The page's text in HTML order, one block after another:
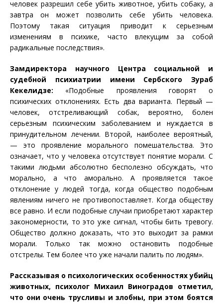
человек разрешил себе убить животное, убить собаку, а
завтра он может позволить себе убить человека.
Поэтому такая ситуация приводит к серьезным
изменениям в психике, часто влекущим за собой
радикальные последствия».
Замдиректора научного Центра социальной и
судебной психиатрии имени Сербского Зураб
Кекелидзе: «Подобные проявления говорят о
психических отклонениях. Есть два варианта. Первый —
человек, отстреливающий собак, вероятно, болен
серьезным психическим заболеванием и нуждается в
принудительном лечении. Второй, наиболее вероятный,
— это проявление морального помешательства. Это
означает, что у человека отсутствует понятие морали. С
такими людьми абсолютно бесполезно обсуждать, что
морально, а что аморально. А проявляется такое
отклонение у людей тогда, когда общество подобным
явлениям ничего не противопоставляет. Когда обществу
все равно. И если подобные случаи приобретают характер
закономерности, то это уже сигнал, чтобы бить тревогу.
Общество должно доказать, что это выходит за рамки
морали. Только так можно остановить подобные
отстрелы. Тем более что уже начали палить по людям».
Рассказывая о психологических особенностях убийц
животных, психолог Михаил Виноградов отметил,
что они очень трусливы и злобны, при этом боятся